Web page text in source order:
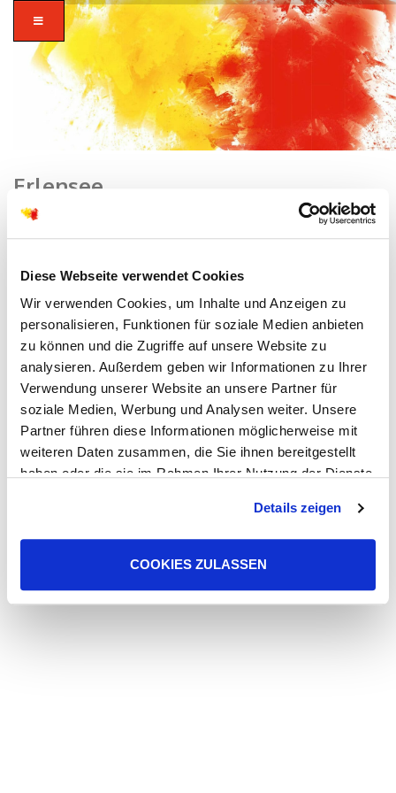
Diese Webseite verwendet Cookies
Wir verwenden Cookies, um Inhalte und Anzeigen zu
personalisieren, Funktionen für soziale Medien anbieten
zu können und die Zugriffe auf unsere Website zu
analysieren. Außerdem geben wir Informationen zu Ihrer
Verwendung unserer Website an unsere Partner für
soziale Medien, Werbung und Analysen weiter. Unsere
Partner führen diese Informationen möglicherweise mit
weiteren Daten zusammen, die Sie ihnen bereitgestellt
haben oder die sie im Rahmen Ihrer Nutzung der Dienste
Cookies, wenn Sie unsere Webseite weiterhin nutzen.
Details zeigen
COOKIES ZULASSEN
zusammen in
vielfalt glauben.
Erlensee
Home